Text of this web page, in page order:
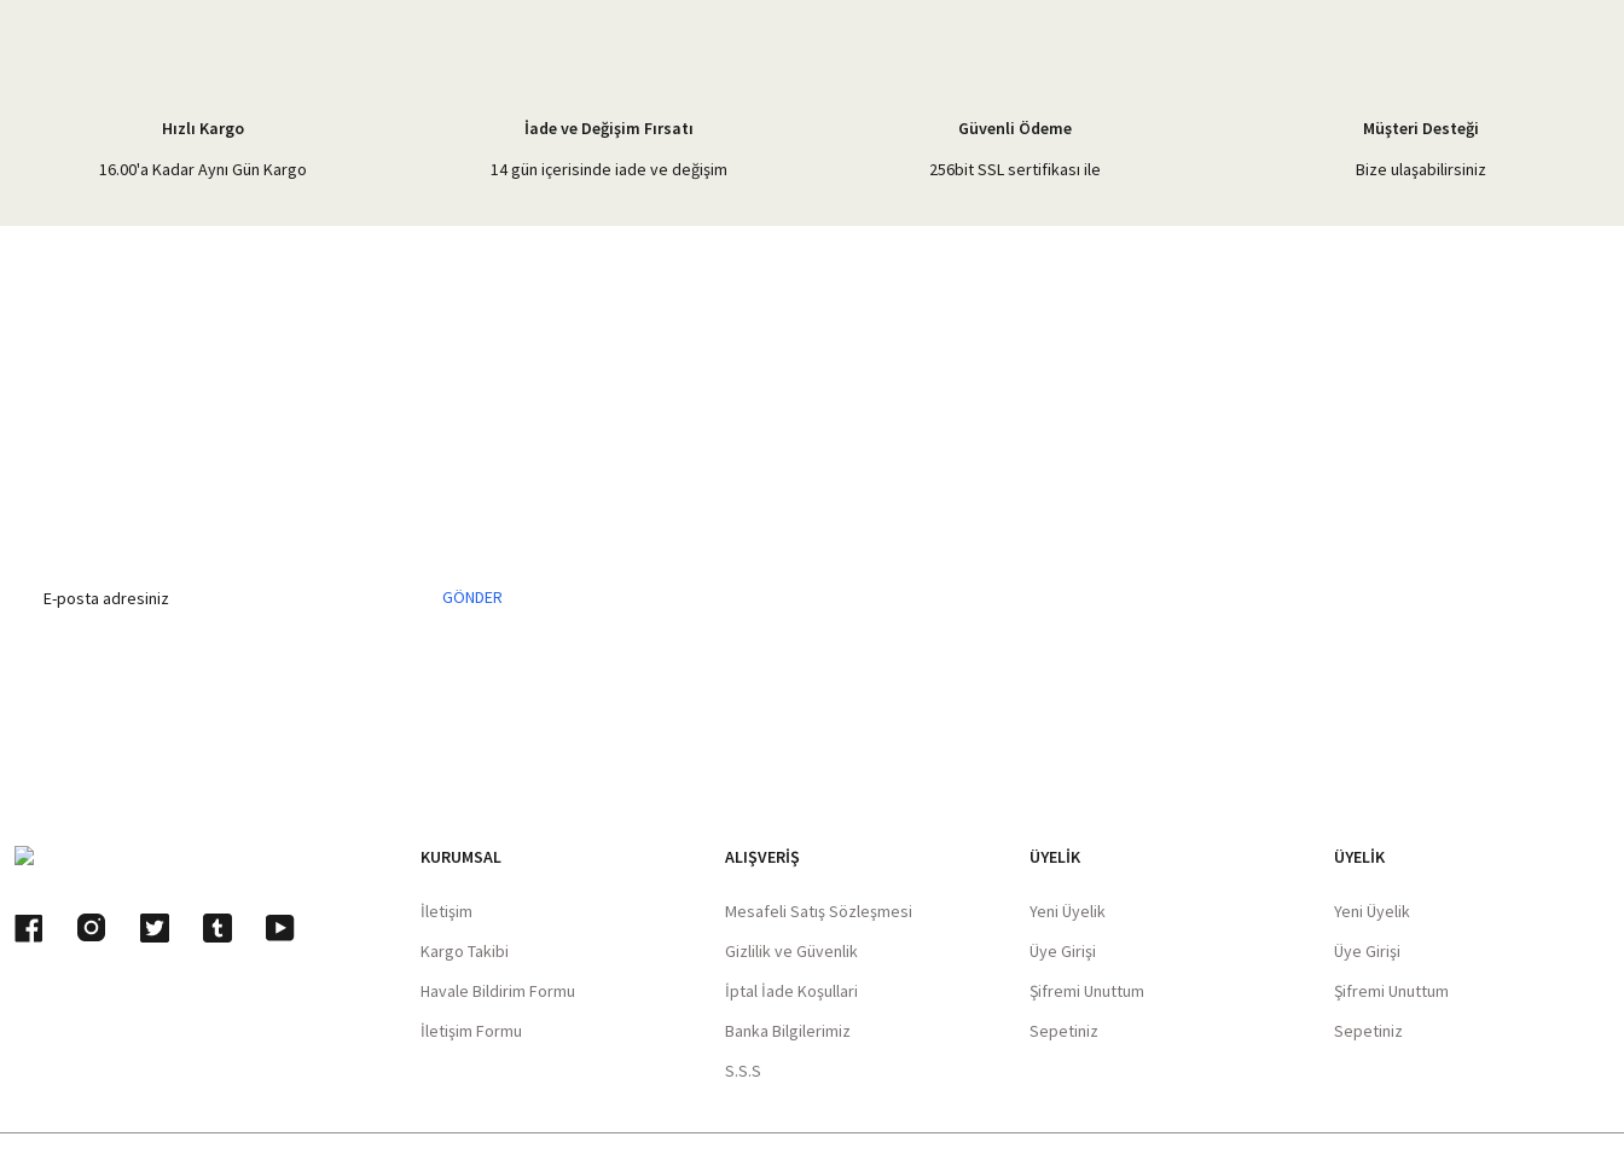
Hızlı Kargo
16.00'a Kadar Aynı Gün Kargo
İade ve Değişim Fırsatı
14 gün içerisinde iade ve değişim
Güvenli Ödeme
256bit SSL sertifikası ile
Müşteri Desteği
Bize ulaşabilirsiniz
GÖNDER
KURUMSAL
İletişim
Kargo Takibi
Havale Bildirim Formu
İletişim Formu
ALIŞVERIŞ
Mesafeli Satış Sözleşmesi
Gizlilik ve Güvenlik
İptal İade Koşullari
Banka Bilgilerimiz
S.S.S
ÜYELİK
Yeni Üyelik
Üye Girişi
Şifremi Unuttum
Sepetiniz
ÜYELİK
Yeni Üyelik
Üye Girişi
Şifremi Unuttum
Sepetiniz